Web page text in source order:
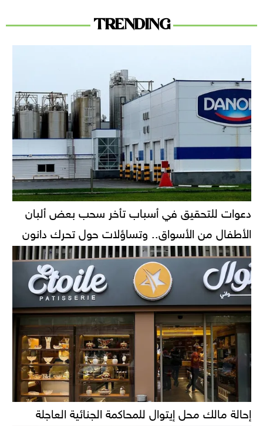
TRENDING
دعوات للتحقيق في أسباب تأخر سحب بعض ألبان
الأطفال من الأسواق.. وتساؤلات حول تحرك دانون
إحالة مالك محل إيتوال للمحاكمة الجنائية العاجلة